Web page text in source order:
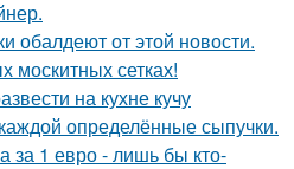
обалдеют от этой новости.
москитных сетках!
на кухне кучу
определённые сыпучки.
за 1 евро - лишь бы кто-